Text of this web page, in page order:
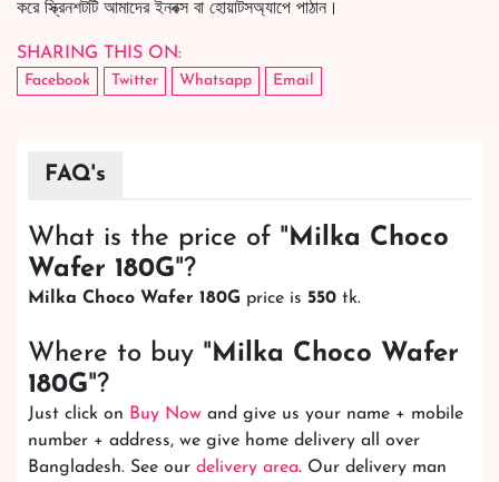
করে স্ক্রিনশটটি আমাদের ইনবক্স বা হোয়াটসঅ্যাপে পাঠান।
SHARING THIS ON:
Facebook Twitter Whatsapp Email
FAQ's
What is the price of " Milka Choco
Wafer 180G"?
Milka Choco Wafer 180G price is 550 tk.
Where to buy " Milka Choco Wafer
180G"?
Just click on Buy Now and give us your name + mobile
number + address, we give home delivery all over
Bangladesh. See our delivery area. Our delivery man